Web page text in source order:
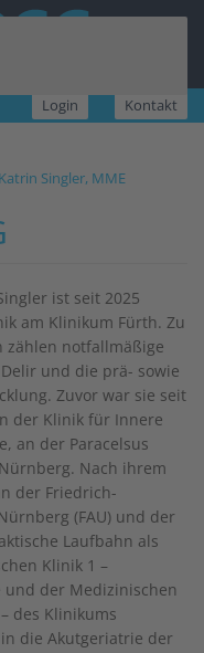
Login Kontakt
Singler, MME
ist seit 2025
am Klinikum Fürth. Zu
zählen notfallmäßige
und die prä- sowie
Zuvor war sie seit
der Klinik für Innere
an der Paracelsus
Nach ihrem
der Friedrich-
(FAU) und der
Laufbahn als
Klinik 1 –
und der Medizinischen
des Klinikums
die Akutgeriatrie der